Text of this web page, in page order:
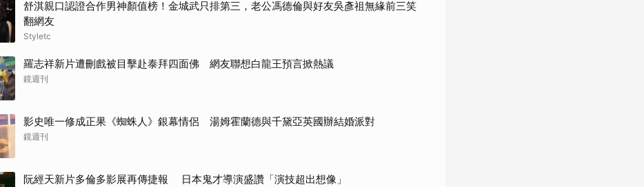
情》（2004）
迎貼文分享）
（2006）
《全面啟動》
舒淇親口認證合作男神顏值榜！金城武只排第三，老公馮德倫與好友吳彥祖無緣前三笑
翻網友
Styletc
羅志祥新片遭刪戲被目擊赴泰拜四面佛 網友聯想白龍王預言掀熱議
鏡週刊
影史唯一修成正果《蜘蛛人》銀幕情侶 湯姆霍蘭德與千黛亞英國辦結婚派對
鏡週刊
阮經天新片多倫多影展再傳捷報 日本鬼才導演盛讚「演技超出想像」